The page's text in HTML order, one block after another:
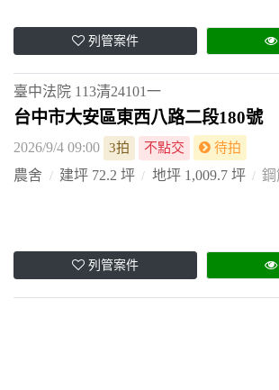
列管案件
臺中法院 113清24101一
台中市大安區東西八路二段180號
2026/9/4 09:00 3拍 不點交 待拍
農舍 建坪 72.2 坪 地坪 1,009.7 坪 鋼
列管案件